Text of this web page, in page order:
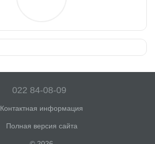
022 84-08-09
Контактная информация
Полная версия сайта